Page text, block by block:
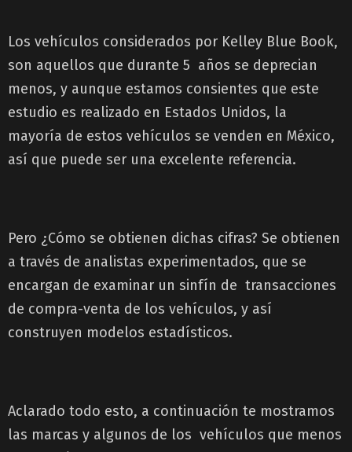
Los vehículos considerados por Kelley Blue Book,
son aquellos que durante 5 años se deprecian
menos, y aunque estamos consientes que este
estudio es realizado en Estados Unidos, la
mayoría de estos vehículos se venden en México,
así que puede ser una excelente referencia.
Pero ¿Cómo se obtienen dichas cifras? Se obtienen
a través de analistas experimentados, que se
encargan de examinar un sinfín de transacciones
de compra-venta de los vehículos, y así
construyen modelos estadísticos.
Aclarado todo esto, a continuación te mostramos
las marcas y algunos de los vehículos que menos